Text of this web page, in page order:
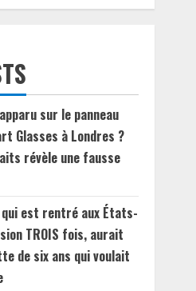
sur le panneau
Glasses à Londres ?
révèle une fausse
est rentré aux États-
TROIS fois, aurait
de six ans qui voulait